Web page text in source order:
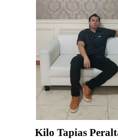
Kilo Tapias